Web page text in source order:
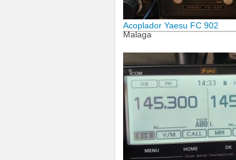
Acoplador Yaesu FC 902
Malaga